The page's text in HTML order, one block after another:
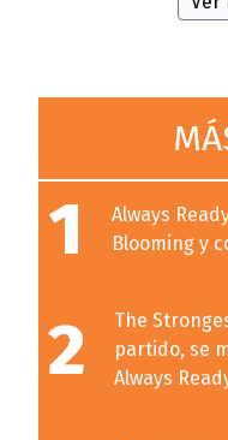
1
Always
Blooming y
2
The
partido, se
Always